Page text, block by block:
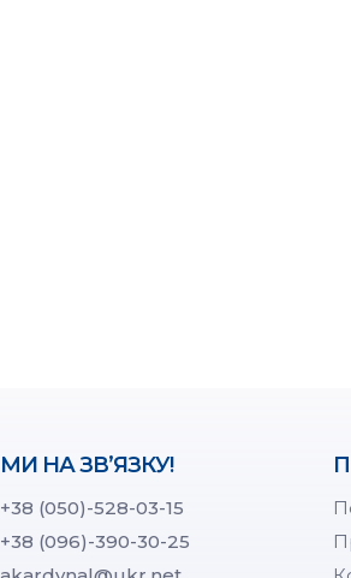
МИ НА ЗВ’ЯЗКУ!
+38 (050)-528-03-15
+38 (096)-390-30-25